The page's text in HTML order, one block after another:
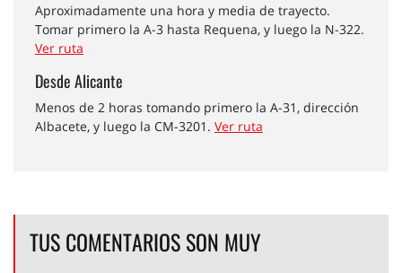
Aproximadamente una hora y media de trayecto.
Tomar primero la A-3 hasta Requena, y luego la N-322.
Ver ruta
Desde Alicante
Menos de 2 horas tomando primero la A-31, dirección
Albacete, y luego la CM-3201. Ver ruta
TUS COMENTARIOS SON MUY